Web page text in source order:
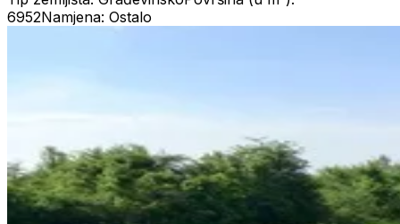
6952Namjena: Ostalo